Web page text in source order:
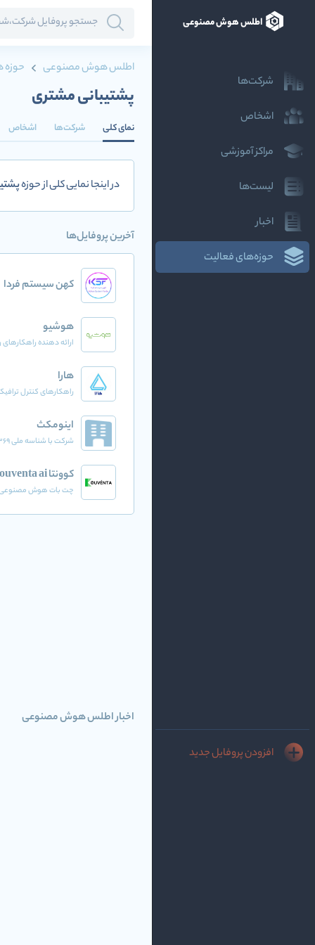
اطلس هوش مصنوعی
شرکت‌ها
اشخاص
مراکز آموزشی
لیست‌ها
اخبار
حوزه‌های فعالیت
افزودن پروفایل جدید
اطلس هوش مصنوعی حوزه
پشتیبانی مشتری
نمای کلی شرکت‌ها اشخاص
در اینجا نمایی کلی از حوزه
آخرین پروفایل‌ها
کهن سیستم فردا
هوشیو
ارائه دهنده
هارا
راهکارهای کنترل
اینومکث
شرکت با شناسه ملی 14009506369
کوونتا kouventa ai
چت بات هوش مصنوعی
اخبار اطلس هوش مصنوعی